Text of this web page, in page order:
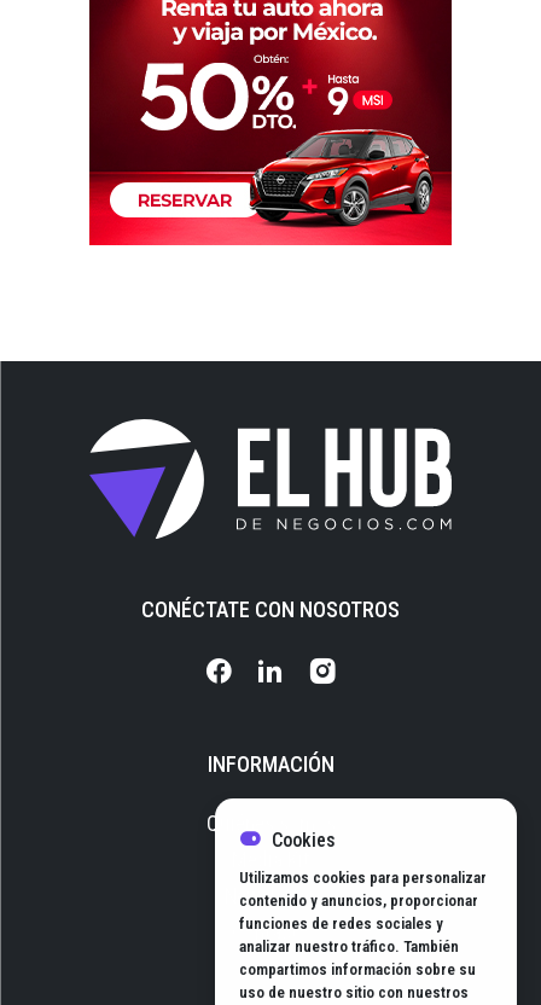
INFORMACIÓN
Quiénes somos
Newsletter
Contacto
CONÉCTATE CON NOSOTROS
Cookies
Utilizamos cookies para personalizar
contenido y anuncios, proporcionar
funciones de redes sociales y
analizar nuestro tráfico. También
compartimos información sobre su
uso de nuestro sitio con nuestros